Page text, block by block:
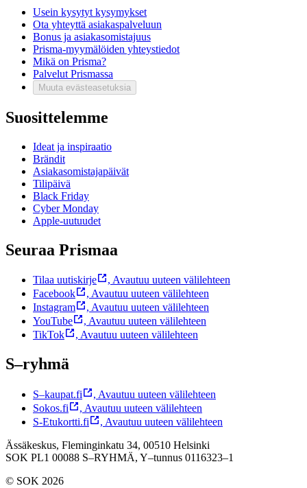
Usein kysytyt kysymykset
Ota yhteyttä asiakaspalveluun
Bonus ja asiakasomistajuus
Prisma-myymälöiden yhteystiedot
Mikä on Prisma?
Palvelut Prismassa
Muuta evästeasetuksia
Suosittelemme
Ideat ja inspiraatio
Brändit
Asiakasomistajapäivät
Tilipäivä
Black Friday
Cyber Monday
Apple-uutuudet
Seuraa Prismaa
Tilaa uutiskirje , Avautuu uuteen välilehteen
Facebook
, Avautuu uuteen välilehteen
Instagram
, Avautuu uuteen välilehteen
YouTube
, Avautuu uuteen välilehteen
TikTok
, Avautuu uuteen välilehteen
S–ryhmä
S–kaupat.fi , Avautuu uuteen välilehteen
Sokos.fi
, Avautuu uuteen välilehteen
S-Etukortti.fi
, Avautuu uuteen välilehteen
Ässäkeskus, Fleminginkatu 34, 00510 Helsinki
SOK PL1 00088 S–RYHMÄ, Y–tunnus 0116323–1
© SOK 2026